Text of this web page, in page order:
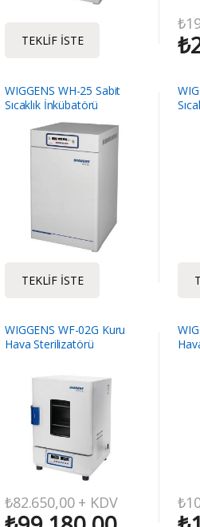
TEKLIF İSTE
₺
₺
WIGGENS WH-25 Sabit
Sıcaklık İnkübatörü
TEKLIF İSTE
WIGGENS WF-02G Kuru
Hava Sterilizatörü
₺82.650,00+ KDV ₺